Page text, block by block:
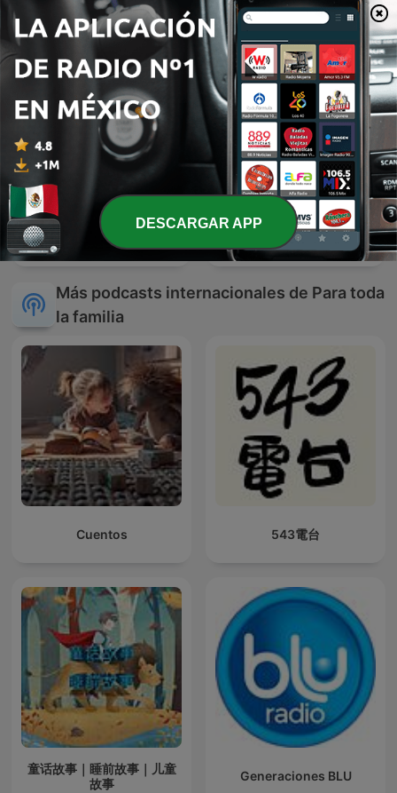
niños con Emma Arenas
News Kids On The Block Radio Educación
Más podcasts internacionales de Para toda
la familia
Cuentos 543電台
童话故事｜睡前故事｜儿童
故事
Generaciones BLU
DESCARGAR APP